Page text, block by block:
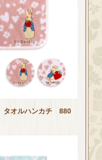
タオルハンカチ 880